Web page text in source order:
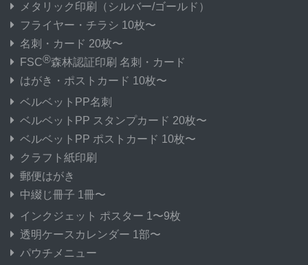
メタリック印刷
（シルバー/ゴールド）
フライヤー・チラシ 10枚〜
名刺・カード 20枚〜
FSC®森林認証印刷 名刺・カード
はがき・ポストカード 10枚〜
ベルベットPP名刺
ベルベットPP スタンプカード 20枚〜
ベルベットPP ポストカード 10枚〜
クラフト紙印刷
郵便はがき
中綴じ冊子 1冊〜
インクジェット ポスター 1〜9枚
透明ケースカレンダー 1部〜
パウチメニュー